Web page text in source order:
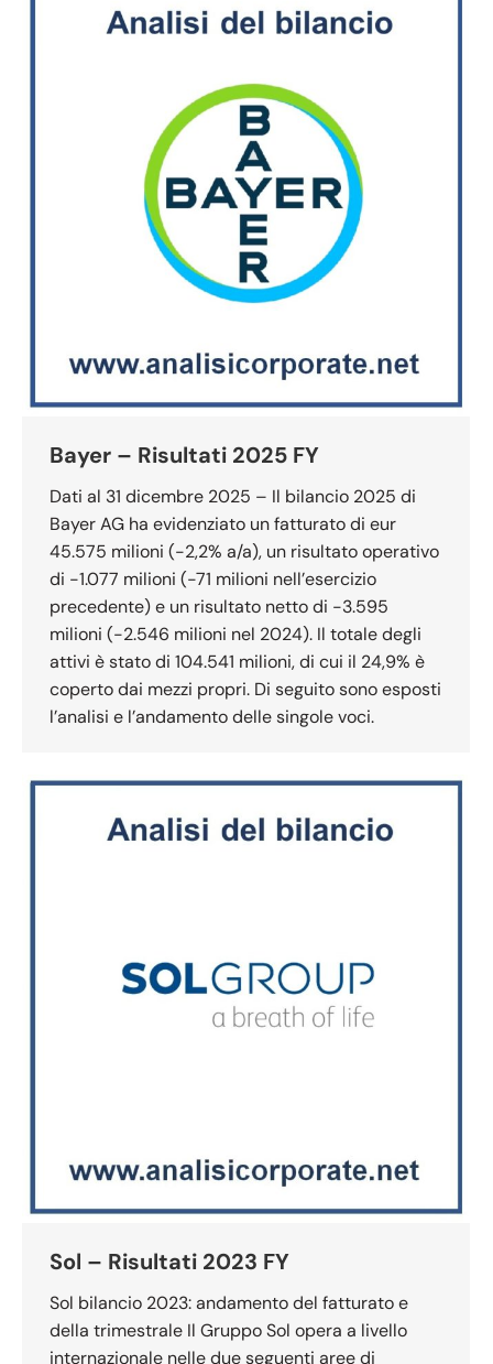
Bayer – Risultati 2025 FY
Dati al 31 dicembre 2025 – Il bilancio 2025 di
Bayer AG ha evidenziato un fatturato di eur
45.575 milioni (-2,2% a/a), un risultato operativo
di -1.077 milioni (-71 milioni nell’esercizio
precedente) e un risultato netto di -3.595
milioni (-2.546 milioni nel 2024). Il totale degli
attivi è stato di 104.541 milioni, di cui il 24,9% è
coperto dai mezzi propri. Di seguito sono esposti
l’analisi e l’andamento delle singole voci.
Sol – Risultati 2023 FY
Sol bilancio 2023: andamento del fatturato e
della trimestrale Il Gruppo Sol opera a livello
internazionale nelle due seguenti aree di